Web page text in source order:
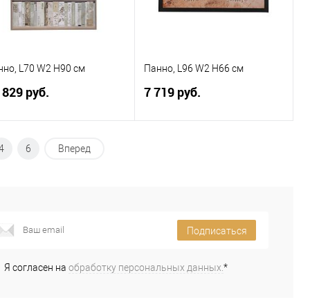
L70 W2 H90 см
руб.
В корзину
Панно, L96 W2 H66 см
7 719 руб.
6 Вперед
Подписаться
Я согласен на обработку персональных данных. *